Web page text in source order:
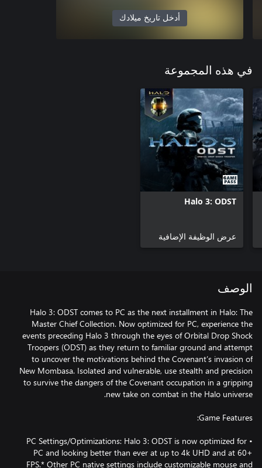
أدخل تاريخ ميلادك
في هذه المجموعة
Halo 3: ODST
عرض الوظيفة الإضافية
الوصف
Halo 3: ODST comes to PC as the next installment in Halo: The
Master Chief Collection. Now optimized for PC, experience the
events preceding Halo 3 through the eyes of Orbital Drop Shock
Troopers (ODST) as they return to familiar ground and attempt
to uncover the motivations behind the Covenant’s invasion of
New Mombasa. Isolated and vulnerable, use stealth and precision
to survive the dangers of the Covenant occupation in a gripping
• PC Settings/Optimizations: Halo 3: ODST is now optimized for
PC and looking better than ever at up to 4k UHD and at 60+
FPS.* Other PC native settings include customizable mouse and